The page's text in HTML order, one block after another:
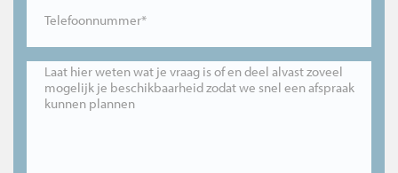
Telefoonnummer*
Laat hier weten wat je vraag is of en deel alvast zoveel
mogelijk je beschikbaarheid zodat we snel een afspraak
kunnen plannen